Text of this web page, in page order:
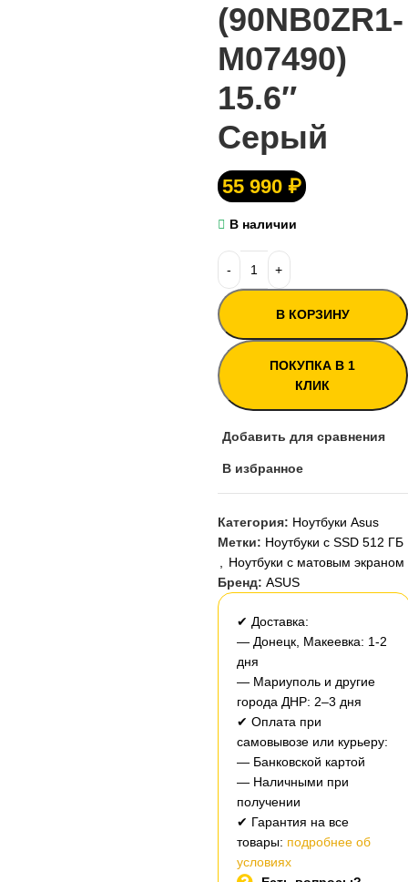
(90NB0ZR1-
M07490)
15.6″
Серый
55 990 ₽
В наличии
В КОРЗИНУ
ПОКУПКА В 1
КЛИК
Добавить для сравнения
В избранное
Категория: Ноутбуки Asus
Метки: Ноутбуки с SSD 512 ГБ
Ноутбуки с матовым экраном
Бренд: ASUS
✔ Доставка:
— Донецк, Макеевка: 1-2
дня
— Мариуполь и другие
города ДНР: 2–3 дня
✔ Оплата при
самовывозе или курьеру:
— Банковской картой
— Наличными при
получении
✔ Гарантия на все
товары: подробнее об
условиях